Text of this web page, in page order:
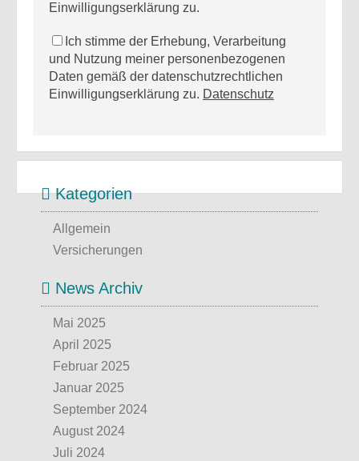
Einwilligungserklärung zu.
Ich stimme der Erhebung, Verarbeitung
und Nutzung meiner personenbezogenen
Daten gemäß der datenschutzrechtlichen
Einwilligungserklärung zu. Datenschutz
Kategorien
Allgemein
Versicherungen
News Archiv
Mai 2025
April 2025
Februar 2025
Januar 2025
September 2024
August 2024
Juli 2024